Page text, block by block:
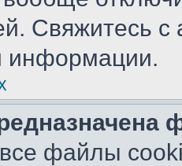
Свяжитесь
информации.
файлы